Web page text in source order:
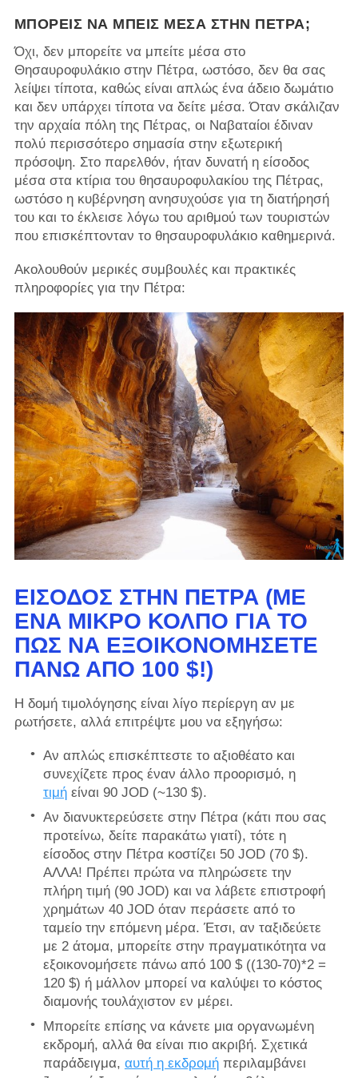
ΜΠΟΡΕΊΣ ΝΑ ΜΠΕΙΣ ΜΈΣΑ ΣΤΗΝ ΠΈΤΡΑ;
Όχι, δεν μπορείτε να μπείτε μέσα στο
Θησαυροφυλάκιο στην Πέτρα, ωστόσο, δεν θα σας
λείψει τίποτα, καθώς είναι απλώς ένα άδειο δωμάτιο
και δεν υπάρχει τίποτα να δείτε μέσα. Όταν σκάλιζαν
την αρχαία πόλη της Πέτρας, οι Ναβαταίοι έδιναν
πολύ περισσότερο σημασία στην εξωτερική
πρόσοψη. Στο παρελθόν, ήταν δυνατή η είσοδος
μέσα στα κτίρια του θησαυροφυλακίου της Πέτρας,
ωστόσο η κυβέρνηση ανησυχούσε για τη διατήρησή
του και το έκλεισε λόγω του αριθμού των τουριστών
που επισκέπτονταν το θησαυροφυλάκιο καθημερινά.
Ακολουθούν μερικές συμβουλές και πρακτικές
πληροφορίες για την Πέτρα:
ΕΊΣΟΔΟΣ ΣΤΗΝ ΠΈΤΡΑ (ΜΕ
ΈΝΑ ΜΙΚΡΌ ΚΌΛΠΟ ΓΙΑ ΤΟ
ΠΏΣ ΝΑ ΕΞΟΙΚΟΝΟΜΉΣΕΤΕ
ΠΆΝΩ ΑΠΌ 100 $!)
Η δομή τιμολόγησης είναι λίγο περίεργη αν με
ρωτήσετε, αλλά επιτρέψτε μου να εξηγήσω:
Αν απλώς επισκέπτεστε το αξιοθέατο και
συνεχίζετε προς έναν άλλο προορισμό, η
τιμήείναι 90 JOD (~130 $).
Αν διανυκτερεύσετε στην Πέτρα (κάτι που σας
προτείνω, δείτε παρακάτω γιατί), τότε η
είσοδος στην Πέτρα κοστίζει 50 JOD (70 $).
ΑΛΛΑ! Πρέπει πρώτα να πληρώσετε την
πλήρη τιμή (90 JOD) και να λάβετε επιστροφή
χρημάτων 40 JOD όταν περάσετε από το
ταμείο την επόμενη μέρα. Έτσι, αν ταξιδεύετε
με 2 άτομα, μπορείτε στην πραγματικότητα να
εξοικονομήσετε πάνω από 100 $ ((130-70)*2 =
120 $) ή μάλλον μπορεί να καλύψει το κόστος
διαμονής τουλάχιστον εν μέρει.
Μπορείτε επίσης να κάνετε μια οργανωμένη
εκδρομή, αλλά θα είναι πιο ακριβή. Σχετικά
παράδειγμα, αυτή η εκδρομήπεριλαμβάνει